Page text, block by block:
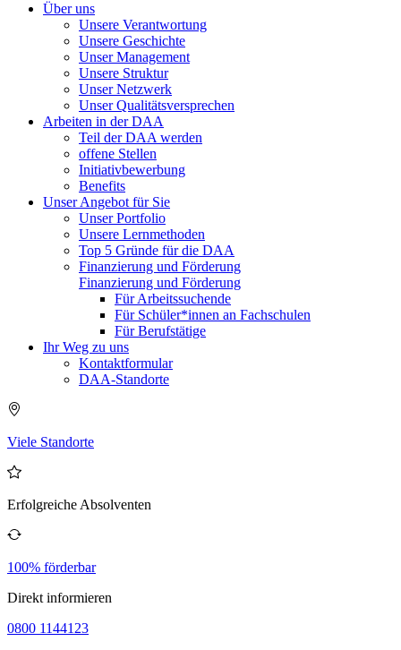
Über uns
Unsere Verantwortung
Unsere Geschichte
Unser Management
Unsere Struktur
Unser Netzwerk
Unser Qualitätsversprechen
Arbeiten in der DAA
Teil der DAA werden
offene Stellen
Initiativbewerbung
Benefits
Unser Angebot für Sie
Unser Portfolio
Unsere Lernmethoden
Top 5 Gründe für die DAA
Finanzierung und Förderung
Finanzierung und Förderung
Für Arbeitssuchende
Für Schüler*innen an Fachschulen
Für Berufstätige
Ihr Weg zu uns
Kontaktformular
DAA-Standorte
Viele Standorte
Erfolgreiche Absolventen
100% förderbar
Direkt informieren
0800 1144123